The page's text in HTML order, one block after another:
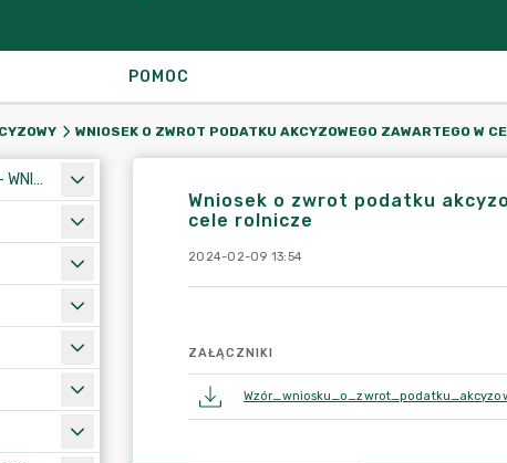
POMOC
WNIOSEK O ZWROT PODATKU AKCYZOWEGO ZAWARTEGO W
DEKLARACJA DOSTĘPNOŚCI - WNIOSEK
Wniosek o zwrot podatku
cele rolnicze
2024-02-09 13:54
ZAŁĄCZNIKI